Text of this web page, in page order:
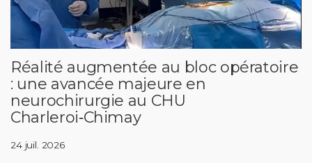
Réalité augmentée au bloc opératoire
: une avancée majeure en
neurochirurgie au CHU
Charleroi‑Chimay
24 juil. 2026